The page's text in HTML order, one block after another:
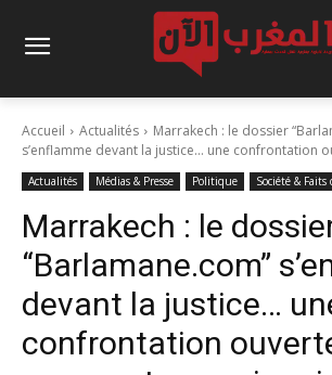
Accueil Actualités
Marrakech : le dossier
s’enflamme devant la justice… une confrontation
Actualités Médias & Presse Politique Société & Faits
Marrakech : le
“Barlamane.com”
devant la justice…
confrontation